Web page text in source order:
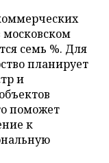
московском
семь %. Для
планирует
и
поможет
к